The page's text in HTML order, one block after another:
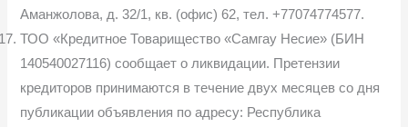
Аманжолова, д. 32/1, кв. (офис) 62, тел. +77074774577.
ТОО «Кредитное Товарищество «Самгау Несие» (БИН
140540027116) сообщает о ликвидации. Претензии
кредиторов принимаются в течение двух месяцев со дня
публикации объявления по адресу: Республика